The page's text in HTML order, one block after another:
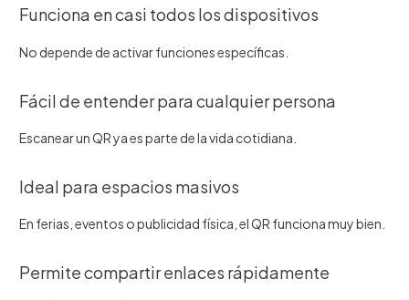
Funciona en casi todos los dispositivos
No depende de activar funciones específicas.
Fácil de entender para cualquier persona
Escanear un QR ya es parte de la vida cotidiana.
Ideal para espacios masivos
En ferias, eventos o publicidad física, el QR funciona muy bien.
Permite compartir enlaces rápidamente